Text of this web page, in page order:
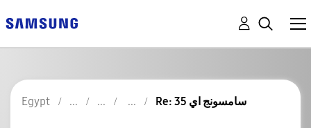
Egypt Re: سامسونج اي 35